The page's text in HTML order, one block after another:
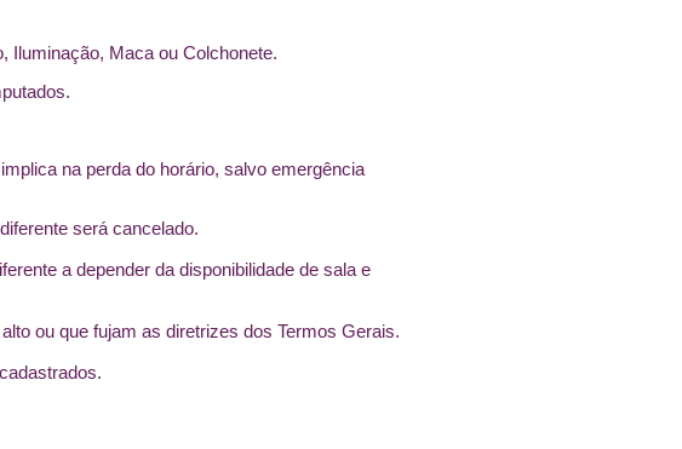
Iluminação, Maca ou Colchonete.
na perda do horário, salvo emergência
será cancelado.
a depender da disponibilidade de sala e
ou que fujam as diretrizes dos Termos Gerais.